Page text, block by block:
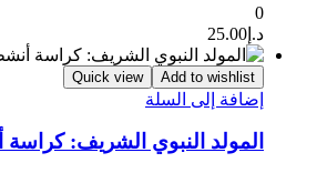
0
د.إ 25.00
Add to wishlist
Quick view
إضافة إلى السلة
المولد النبوي الشريف: